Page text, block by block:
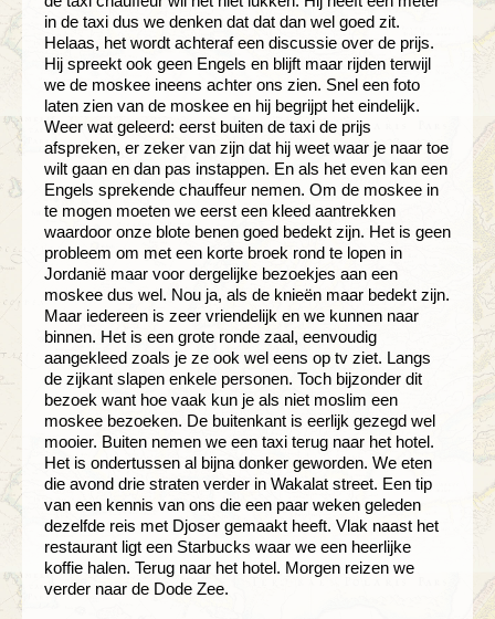
in de taxi dus we denken dat dat dan wel goed zit.
Helaas, het wordt achteraf een discussie over de prijs.
Hij spreekt ook geen Engels en blijft maar rijden terwijl
we de moskee ineens achter ons zien. Snel een foto
laten zien van de moskee en hij begrijpt het eindelijk.
Weer wat geleerd: eerst buiten de taxi de prijs
afspreken, er zeker van zijn dat hij weet waar je naar toe
wilt gaan en dan pas instappen. En als het even kan een
Engels sprekende chauffeur nemen. Om de moskee in
te mogen moeten we eerst een kleed aantrekken
waardoor onze blote benen goed bedekt zijn. Het is geen
probleem om met een korte broek rond te lopen in
Jordanië maar voor dergelijke bezoekjes aan een
moskee dus wel. Nou ja, als de knieën maar bedekt zijn.
Maar iedereen is zeer vriendelijk en we kunnen naar
binnen. Het is een grote ronde zaal, eenvoudig
aangekleed zoals je ze ook wel eens op tv ziet. Langs
de zijkant slapen enkele personen. Toch bijzonder dit
bezoek want hoe vaak kun je als niet moslim een
moskee bezoeken. De buitenkant is eerlijk gezegd wel
mooier. Buiten nemen we een taxi terug naar het hotel.
Het is ondertussen al bijna donker geworden. We eten
die avond drie straten verder in Wakalat street. Een tip
van een kennis van ons die een paar weken geleden
dezelfde reis met Djoser gemaakt heeft. Vlak naast het
restaurant ligt een Starbucks waar we een heerlijke
koffie halen. Terug naar het hotel. Morgen reizen we
verder naar de Dode Zee.